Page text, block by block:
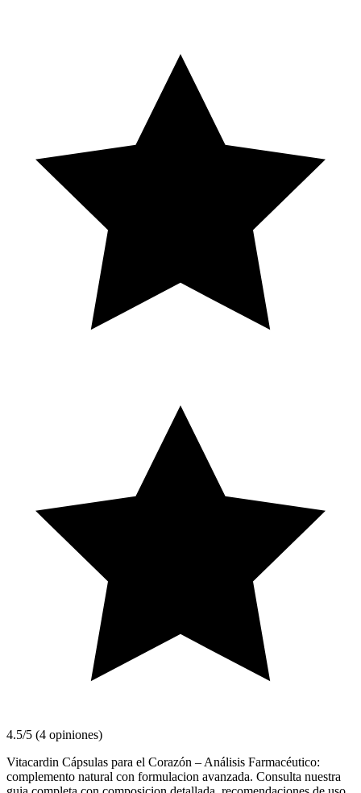
4.5/5 (4 opiniones)
Vitacardin Cápsulas para el Corazón – Análisis Farmacéutico:
complemento natural con formulacion avanzada. Consulta nuestra